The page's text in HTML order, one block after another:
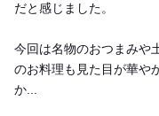
だと感じました。
今回は名物のおつまみや
のお料理も見た目が華や
か...